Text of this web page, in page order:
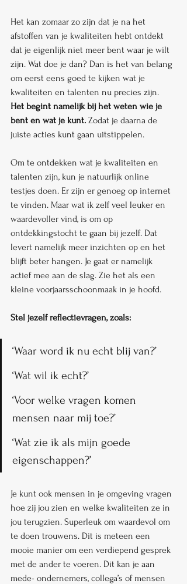
Het kan zomaar zo zijn dat je na het
afstoffen van je kwaliteiten hebt ontdekt
dat je eigenlijk niet meer bent waar je wilt
zijn. Wat doe je dan? Dan is het van belang
om eerst eens goed te kijken wat je
kwaliteiten en talenten nu precies zijn.
Het begint namelijk bij het weten wie je
bent en wat je kunt. Zodat je daarna de
juiste acties kunt gaan uitstippelen.
Om te ontdekken wat je kwaliteiten en
talenten zijn, kun je natuurlijk online
testjes doen. Er zijn er genoeg op internet
te vinden. Maar wat ik zelf veel leuker en
waardevoller vind, is om op
ontdekkingstocht te gaan bij jezelf. Dat
levert namelijk meer inzichten op en het
blijft beter hangen. Je gaat er namelijk
actief mee aan de slag. Zie het als een
kleine voorjaarsschoonmaak in je hoofd.
Stel jezelf reflectievragen, zoals:
‘Waar word ik nu echt blij van?’
‘Wat wil ik echt?’
‘Voor welke vragen komen
mensen naar mij toe?’
‘Wat zie ik als mijn goede
eigenschappen?’
Je kunt ook mensen in je omgeving vragen
hoe zij jou zien en welke kwaliteiten ze in
jou terugzien. Superleuk om waardevol om
te doen trouwens. Dit is meteen een
mooie manier om een verdiepend gesprek
met de ander te voeren. Dit kan je aan
mede- ondernemers, collega’s of mensen